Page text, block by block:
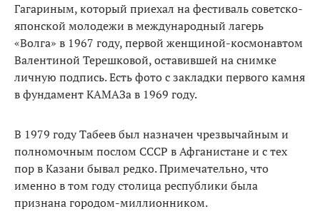
Гагариным, который приехал на фестиваль советско-
японской молодежи в международный лагерь
«Волга» в 1967 году, первой женщиной-космонавтом
Валентиной Терешковой, оставившей на снимке
личную подпись. Есть фото с закладки первого камня
в фундамент КАМАЗа в 1969 году.
В 1979 году Табеев был назначен чрезвычайным и
полномочным послом СССР в Афганистане и с тех
пор в Казани бывал редко. Примечательно, что
именно в том году столица республики была
признана городом-миллионником.